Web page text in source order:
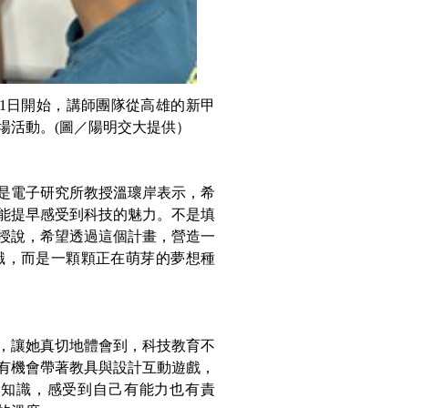
開始，講師團隊從高雄的新甲
動。(圖／陽明交大提供）
電子研究所教授溫瓌岸表示，希
提早感受到科技的魅力。不是填
說，希望透過這個計畫，營造一
而是一顆顆正在萌芽的夢想種
讓她真切地體會到，科技教育不
機會帶著教具與設計互動遊戲，
識，感受到自己有能力也有責